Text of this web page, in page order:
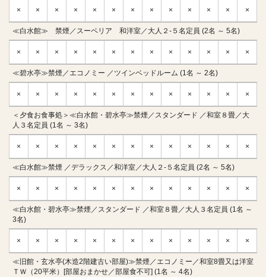
× × × × × × × × × × × × ×
≪白水館≫ 禁煙／スーペリア 和洋室／大人２-５名定員 (2名 ～ 5名)
× × × × × × × × × × × × ×
≪碧水亭≫禁煙／エコノミー ／ツインベッドルーム (1名 ～ 2名)
× × × × × × × × × × × × ×
＜夕食お食事処＞≪白水館・碧水亭≫禁煙／スタンダード ／和室８畳／大
人３名定員 (1名 ～ 3名)
× × × × × × × × × × × × ×
≪白水館≫禁煙 ／デラックス／和洋室／大人２-５名定員 (2名 ～ 5名)
× × × × × × × × × × × × ×
≪白水館・碧水亭≫禁煙／スタンダード ／和室８畳／大人３名定員 (1名 ～
3名)
× × × × × × × × × × × × ×
≪旧館・玄水亭(木造2階建古い部屋)≫禁煙／エコノミー／和室8畳又は洋室
ＴＷ（20平米）[部屋おまかせ／部屋食不可] (1名 ～ 4名)